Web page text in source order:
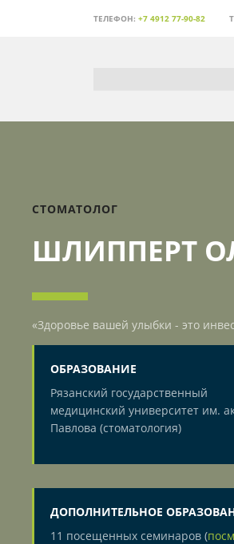
ТЕЛЕФОН: +7 4912 77-90-82
CТОМАТОЛОГ
ШЛИППЕРТ
«Здоровье вашей улыбки - это
ОБРАЗОВАНИЕ
Рязанский государственный
медицинский университет им.
Павлова (стоматология)
ДОПОЛНИТЕЛЬНОЕ
11 посещенных семинаров (